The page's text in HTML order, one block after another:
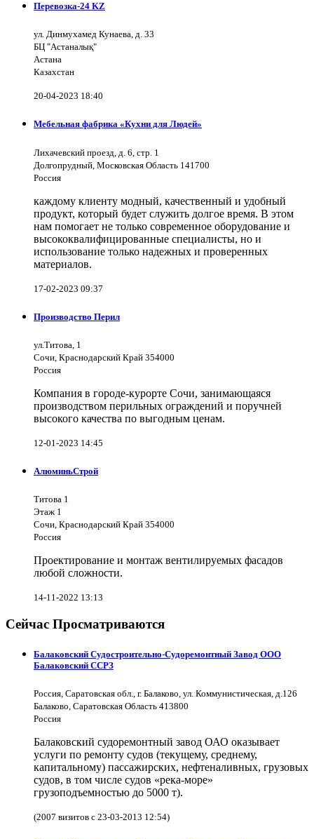
Перевозка-24 KZ
ул. Динмухамед Кунаева, д. 33
БЦ "Астаналық"
Астана
Казахстан
20-04-2023 18:40
Мебельная фабрика «Кухни для Людей»
Лихачевский проезд, д. 6, стр. 1
Долгопрудный, Московская Область 141700
Россия
каждому клиенту модный, качественный и удобный
продукт, который будет служить долгое время. В этом
нам помогает не только современное оборудование и
высококвалифицированные специалисты, но и
использование только надежных и проверенных
материалов.
17-02-2023 09:37
Производство Перил
ул.Титова, 1
Сочи, Краснодарский Край 354000
Россия
Компания в городе-курорте Сочи, занимающаяся
производством перильных ограждений и поручней
высокого качества по выгодным ценам.
12-01-2023 14:45
АлюминьСтрой
Титова 1
Этаж 1
Сочи, Краснодарский Край 354000
Россия
Проектирование и монтаж вентилируемых фасадов
любой сложности.
14-11-2022 13:13
Сейчас Просматриваются
Балаковский Судостроительно-Судоремонтный Завод ООО
Балаковский ССРЗ
Россия, Саратовская обл., г. Балаково, ул. Коммунистическая, д.126
Балаково, Саратовская Область 413800
Россия
Балаковский судоремонтный завод ОАО оказывает
услуги по ремонту судов (текущему, среднему,
капитальному) пассажирских, нефтеналивных, грузовых
судов, в том числе судов «река-море»
грузоподъемностью до 5000 т).
(2007 визитов с 23-03-2013 12:54)